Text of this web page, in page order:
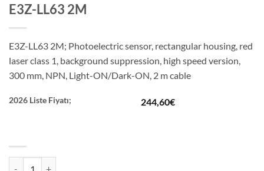
E3Z-LL63 2M
E3Z-LL63 2M; Photoelectric sensor, rectangular housing, red
laser class 1, background suppression, high speed version,
300 mm, NPN, Light-ON/Dark-ON, 2 m cable
2026 Liste Fiyatı; 244,60€